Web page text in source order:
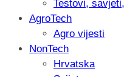
Testovi,
AgroTech
Agro vijesti
NonTech
Hrvatska